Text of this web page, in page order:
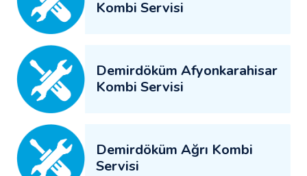
Kombi Servisi
Demirdöküm Afyonkarahisar
Kombi Servisi
Demirdöküm Ağrı Kombi
Servisi